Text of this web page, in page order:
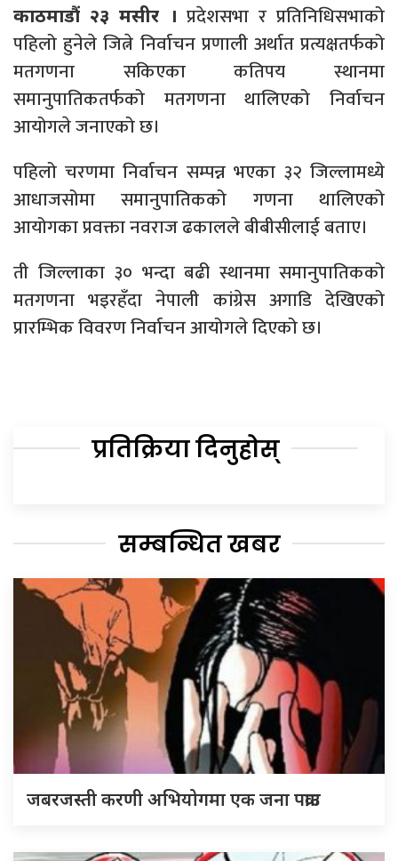
काठमाडौं २३ मसीर । प्रदेशसभा र प्रतिनिधिसभाको
पहिलो हुनेले जित्ने निर्वाचन प्रणाली अर्थात प्रत्यक्षतर्फको
मतगणना सकिएका कतिपय स्थानमा
समानुपातिकतर्फको मतगणना थालिएको निर्वाचन
आयोगले जनाएको छ।
पहिलो चरणमा निर्वाचन सम्पन्न भएका ३२ जिल्लामध्ये
आधाजसोमा समानुपातिकको गणना थालिएको
आयोगका प्रवक्ता नवराज ढकालले बीबीसीलाई बताए।
ती जिल्लाका ३० भन्दा बढी स्थानमा समानुपातिकको
मतगणना भइरहँदा नेपाली कांग्रेस अगाडि देखिएको
प्रारम्भिक विवरण निर्वाचन आयोगले दिएको छ।
प्रतिक्रिया दिनुहोस्
सम्बन्धित खबर
जबरजस्ती करणी अभियोगमा एक जना पक्राउ